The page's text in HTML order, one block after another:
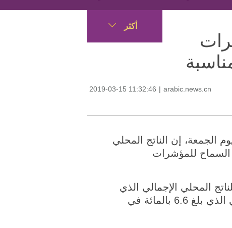
أكثر
2019-03-15 11:32:46 | arabic.news.cn
اليوم الجمعة، إن الناتج المحلي
السماح للمؤشرات
المحلي الإجمالي الذي
تبلغ نسبته بين 6 و6.5 بالمائة لعام 2019، متوافق مع توسع الناتج المحلي الإجمالي الذي بلغ 6.6 بالمائة في